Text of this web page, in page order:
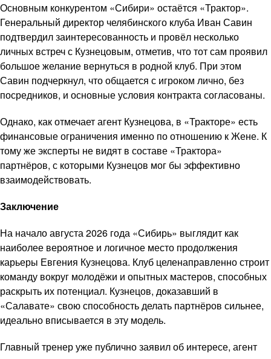
Основным конкурентом «Сибири» остаётся «Трактор».
Генеральный директор челябинского клуба Иван Савин
подтвердил заинтересованность и провёл несколько
личных встреч с Кузнецовым, отметив, что тот сам проявил
большое желание вернуться в родной клуб. При этом
Савин подчеркнул, что общается с игроком лично, без
посредников, и основные условия контракта согласованы.
Однако, как отмечает агент Кузнецова, в «Тракторе» есть
финансовые ограничения именно по отношению к Жене. К
тому же эксперты не видят в составе «Трактора»
партнёров, с которыми Кузнецов мог бы эффективно
взаимодействовать.
Заключение
На начало августа 2026 года «Сибирь» выглядит как
наиболее вероятное и логичное место продолжения
карьеры Евгения Кузнецова. Клуб целенаправленно строит
команду вокруг молодёжи и опытных мастеров, способных
раскрыть их потенциал. Кузнецов, доказавший в
«Салавате» свою способность делать партнёров сильнее,
идеально вписывается в эту модель.
Главный тренер уже публично заявил об интересе, агент